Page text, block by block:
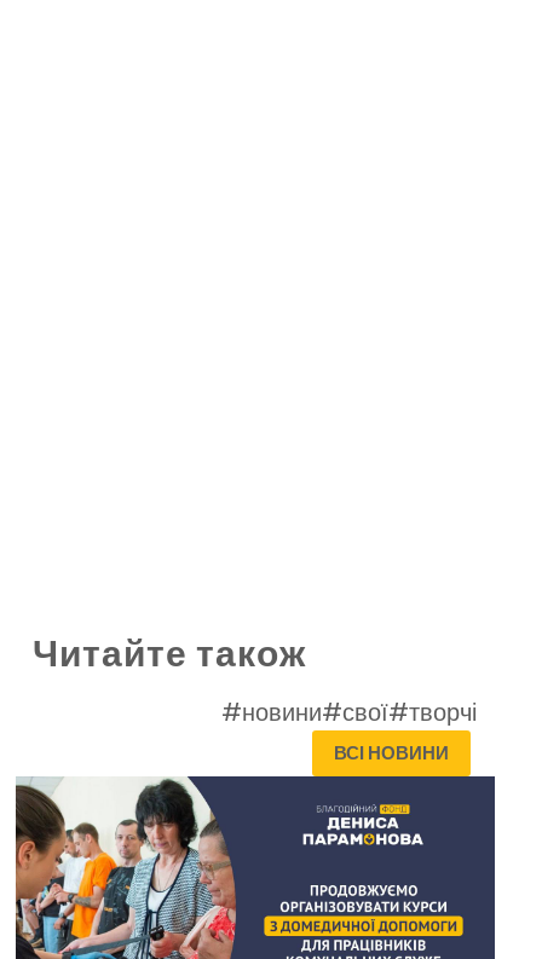
Читайте також
#новини#свої#творчі
ВСІ НОВИНИ